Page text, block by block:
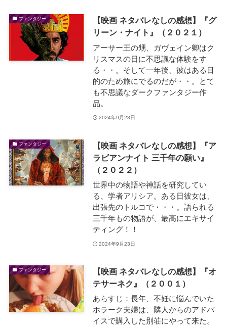
ファンタジー
【映画 ネタバレなしの感想】『グ
リーン・ナイト』（２０２１）
アーサー王の甥、ガヴェイン卿はク
リスマスの日に不思議な体験をす
る・・。そして一年後、彼はある目
的のため旅にでるのだが・・。とて
も不思議なダークファンタジー作
品。
2024年9月28日
ファンタジー
【映画 ネタバレなしの感想】『ア
ラビアンナイト 三千年の願い』
（２０２２）
世界中の物語や神話を研究してい
る、学者アリシア。ある日彼女は、
出張先のトルコで・・・。語られる
三千年もの物語が、最高にエキサイ
ティング！！
2024年9月23日
ファンタジー
【映画 ネタバレなしの感想】『オ
テサーネク』（２００１）
あらすじ：長年、不妊に悩んでいた
ホラーク夫婦は、隣人からのアドバ
イスで購入した別荘にやって来た。